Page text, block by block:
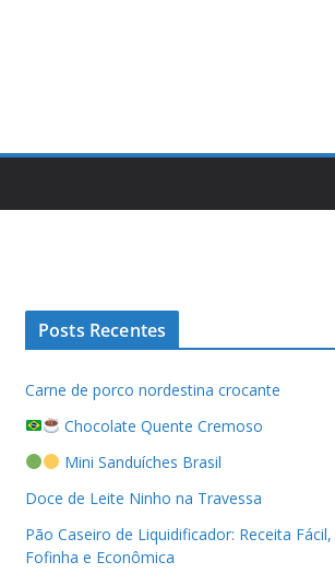
Posts Recentes
Carne de porco nordestina crocante
Chocolate Quente Cremoso
Mini Sanduíches Brasil
Doce de Leite Ninho na Travessa
Pão Caseiro de Liquidificador: Receita Fácil,
Fofinha e Econômica